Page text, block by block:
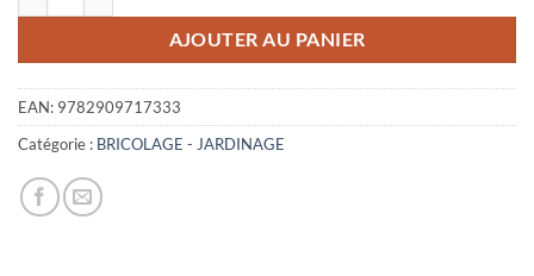
99,10€.35,00€.
AJOUTER AU PANIER
EAN: 9782909717333
Catégorie : BRICOLAGE - JARDINAGE